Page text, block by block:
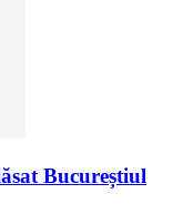
Bucureștiul